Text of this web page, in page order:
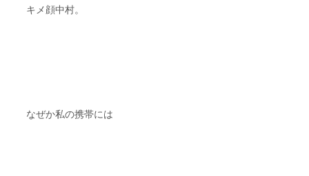
キメ顔中村。
なぜか私の携帯には